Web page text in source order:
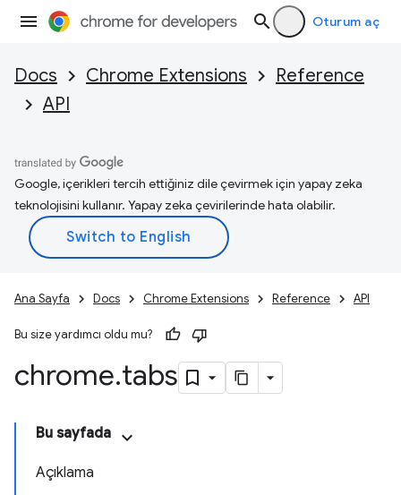
Oturum aç
Docs Chrome Extensions
Reference
API
Google, içerikleri tercih ettiğiniz dile çevirmek için yapay zeka
teknolojisini kullanır. Yapay zeka çevirilerinde hata olabilir.
Ana Sayfa Docs Chrome Extensions Reference API
Bu size yardımcı oldu mu?
chrome.tabs
Bu sayfada
Açıklama